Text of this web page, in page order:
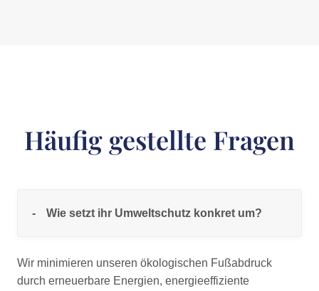
Häufig gestellte Fragen
Wie setzt ihr Umweltschutz konkret um?
Wir minimieren unseren ökologischen Fußabdruck
durch erneuerbare Energien, energieeffiziente